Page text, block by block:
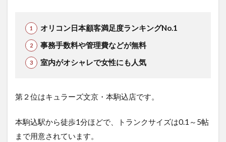
オリコン日本顧客満足度ランキングNo.1
事務手数料や管理費などが無料
室内がオシャレで女性にも人気
第２位はキュラーズ文京・本駒込店です。
本駒込駅から徒歩1分ほどで、トランクサイズは0.1～5帖
まで用意されています。